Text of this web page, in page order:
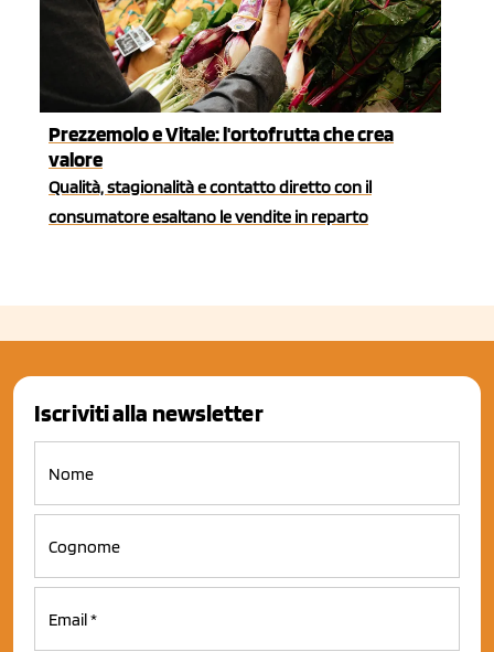
Prezzemolo e Vitale: l'ortofrutta che crea
valore
Qualità, stagionalità e contatto diretto con il
consumatore esaltano le vendite in reparto
Iscriviti alla newsletter